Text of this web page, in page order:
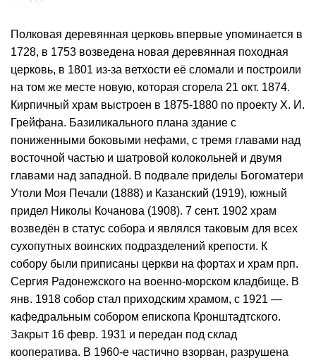
Полковая деревянная церковь впервые упоминается в
1728, в 1753 возведена новая деревянная походная
церковь, в 1801 из-за ветхости её сломали и построили
на том же месте новую, которая сгорела 21 окт. 1874.
Кирпичный храм выстроен в 1875-1880 по проекту Х. И.
Грейфана. Базиликального плана здание с
пониженными боковыми нефами, с тремя главами над
восточной частью и шатровой колокольней и двумя
главами над западной. В подвале приделы Богоматери
Утоли Моя Печали (1888) и Казанский (1919), южный
придел Николы Кочанова (1908). 7 сент. 1902 храм
возведён в статус собора и являлся таковым для всех
сухопутных воинских подразделений крепости. К
собору были приписаны церкви на фортах и храм прп.
Сергия Радонежского на военно-морском кладбище. В
янв. 1918 собор стал приходским храмом, с 1921 —
кафедральным собором епископа Кронштадтского.
Закрыт 16 февр. 1931 и передан под склад
кооператива. В 1960-е частично взорван, разрушена